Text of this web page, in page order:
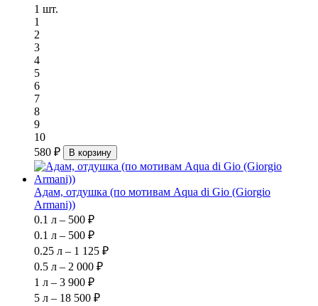
1 шт.
1
2
3
4
5
6
7
8
9
10
580 ₽
В корзину
Адам, отдушка (по мотивам Aqua di Gio (Giorgio
Armani))
0.1 л – 500 ₽
0.1 л – 500 ₽
0.25 л – 1 125 ₽
0.5 л – 2 000 ₽
1 л – 3 900 ₽
5 л – 18 500 ₽